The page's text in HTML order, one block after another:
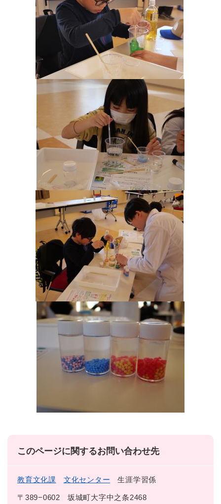
このページに関するお問い合わせ先
教育文化課 文化センター 生涯学習係
〒389−0602
坂城町大字中之条2468